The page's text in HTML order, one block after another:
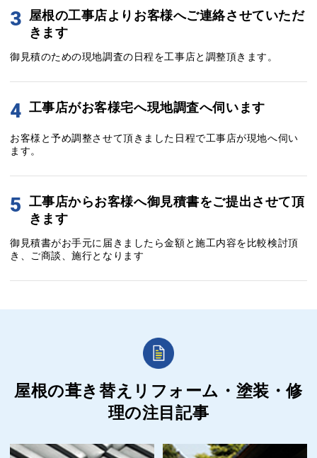
3 屋根の工事店よりお客様へご連絡させていただ
きます
御見積のための現地調査の日程を工事店と調整頂きます。
4 工事店がお客様宅へ現地調査へ伺います
お客様と予め調整させて頂きました日程で工事店が現地へ伺い
ます。
5 工事店からお客様へ御見積書をご提出させて頂
きます
御見積書がお手元に届きましたら金額と施工内容を比較検討頂
き、ご商談、施行となります
屋根の葺き替えリフォーム・塗装・修
理の注目記事